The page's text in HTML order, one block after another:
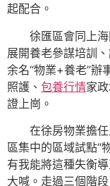
起配合。
徐匯區會同上
展開養老參謀培訓
余名“物業+養老”辦
照護、 包養行情家
證上崗。
在徐房物業擔
區集中的區域試點“
有我能將這種失衡
大喊。走過三個階